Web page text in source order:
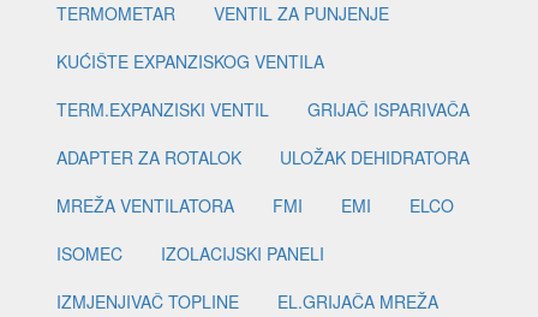
TERMOMETAR
VENTIL ZA PUNJENJE
KUĆIŠTE EXPANZISKOG VENTILA
TERM.EXPANZISKI VENTIL
GRIJAČ ISPARIVAČA
ADAPTER ZA ROTALOK
ULOŽAK DEHIDRATORA
MREŽA VENTILATORA
FMI EMI
ELCO
ISOMEC
IZOLACIJSKI PANELI
IZMJENJIVAČ TOPLINE
EL.GRIJAČA MREŽA